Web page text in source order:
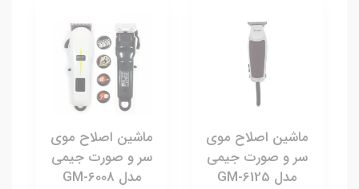
ماشین اصلاح موی
سر و صورت جیمی
مدل GM-6125
ماشین اصلاح موی
سر و صورت جیمی
مدل GM-6008